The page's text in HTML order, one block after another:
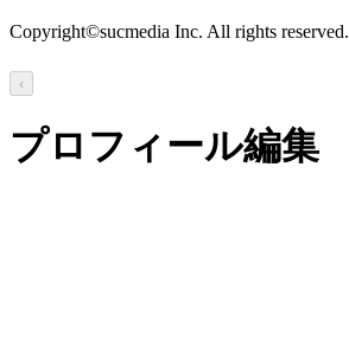
Copyright©sucmedia Inc. All rights reserved.
‹
プロフィール編集